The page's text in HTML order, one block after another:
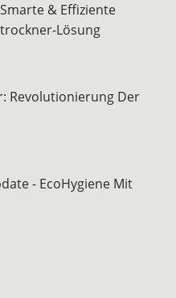
& Effiziente
Lösung
Revolutionierung Der
- EcoHygiene Mit